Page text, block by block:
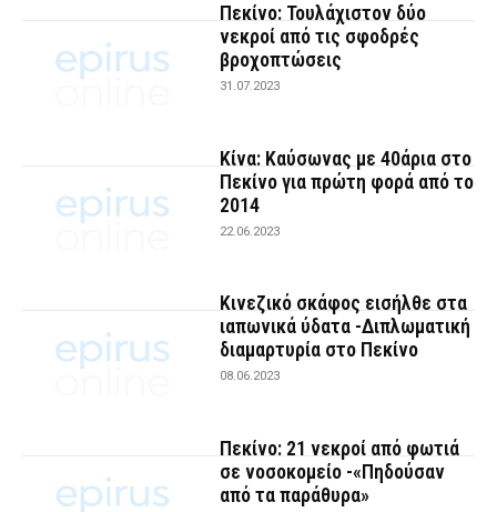
Πεκίνο: Τουλάχιστον δύο
νεκροί από τις σφοδρές
βροχοπτώσεις
31.07.2023
Κίνα: Καύσωνας με 40άρια στο
Πεκίνο για πρώτη φορά από το
2014
22.06.2023
Κινεζικό σκάφος εισήλθε στα
ιαπωνικά ύδατα -Διπλωματική
διαμαρτυρία στο Πεκίνο
08.06.2023
Πεκίνο: 21 νεκροί από φωτιά
σε νοσοκομείο -«Πηδούσαν
από τα παράθυρα»